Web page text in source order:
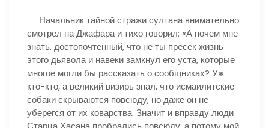
Начальник тайной стражи султана внимательно
смотрел на Джафара и тихо говорил: «А почем мне
знать, достопочтенный, что не ты пресек жизнь
этого дьявола и навеки замкнул его уста, которые
многое могли бы рассказать о сообщниках? Уж
кто-кто, а великий визирь знал, что исмаилитские
собаки скрываются повсюду, но даже он не
уберегся от их коварства. Значит и вправду люди